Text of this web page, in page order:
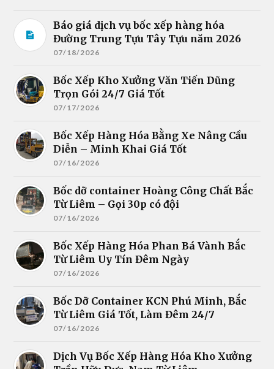
Báo giá dịch vụ bốc xếp hàng hóa
Đường Trung Tựu Tây Tựu năm 2026
07/18/2026
Bốc Xếp Kho Xưởng Văn Tiến Dũng
Trọn Gói 24/7 Giá Tốt
07/17/2026
Bốc Xếp Hàng Hóa Bằng Xe Nâng Cầu
Diễn – Minh Khai Giá Tốt
07/16/2026
Bốc dỡ container Hoàng Công Chất Bắc
Từ Liêm – Gọi 30p có đội
07/16/2026
Bốc Xếp Hàng Hóa Phan Bá Vành Bắc
Từ Liêm Uy Tín Đêm Ngày
07/16/2026
Bốc Dỡ Container KCN Phú Minh, Bắc
Từ Liêm Giá Tốt, Làm Đêm 24/7
07/16/2026
Dịch Vụ Bốc Xếp Hàng Hóa Kho Xưởng